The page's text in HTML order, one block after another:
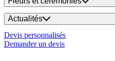
Actualités
Devis personnalisés
Demander un devis